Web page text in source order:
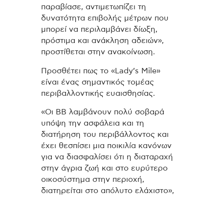
παραβίασε, αντιμετωπίζει τη
δυνατότητα επιβολής μέτρων που
μπορεί να περιλαμβάνει δίωξη,
πρόστιμα και ανάκληση αδειών»,
προστίθεται στην ανακοίνωση.
Προσθέτει πως το «Lady’s Mile»
είναι ένας σημαντικός τομέας
περιβαλλοντικής ευαισθησίας.
«Οι ΒΒ λαμβάνουν πολύ σοβαρά
υπόψη την ασφάλεια και τη
διατήρηση του περιβάλλοντος και
έχει θεσπίσει μια ποικιλία κανόνων
για να διασφαλίσει ότι η διαταραχή
στην άγρια ζωή και στο ευρύτερο
οικοσύστημα στην περιοχή,
διατηρείται στο απόλυτο ελάχιστο»,